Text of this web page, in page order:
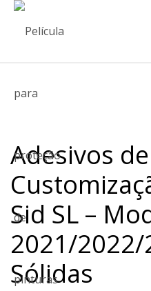
Adesivos de
Sid SL –
2021/2022/
Sólidas